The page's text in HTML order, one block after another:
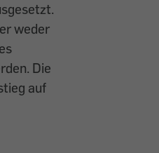
weder
Die
auf